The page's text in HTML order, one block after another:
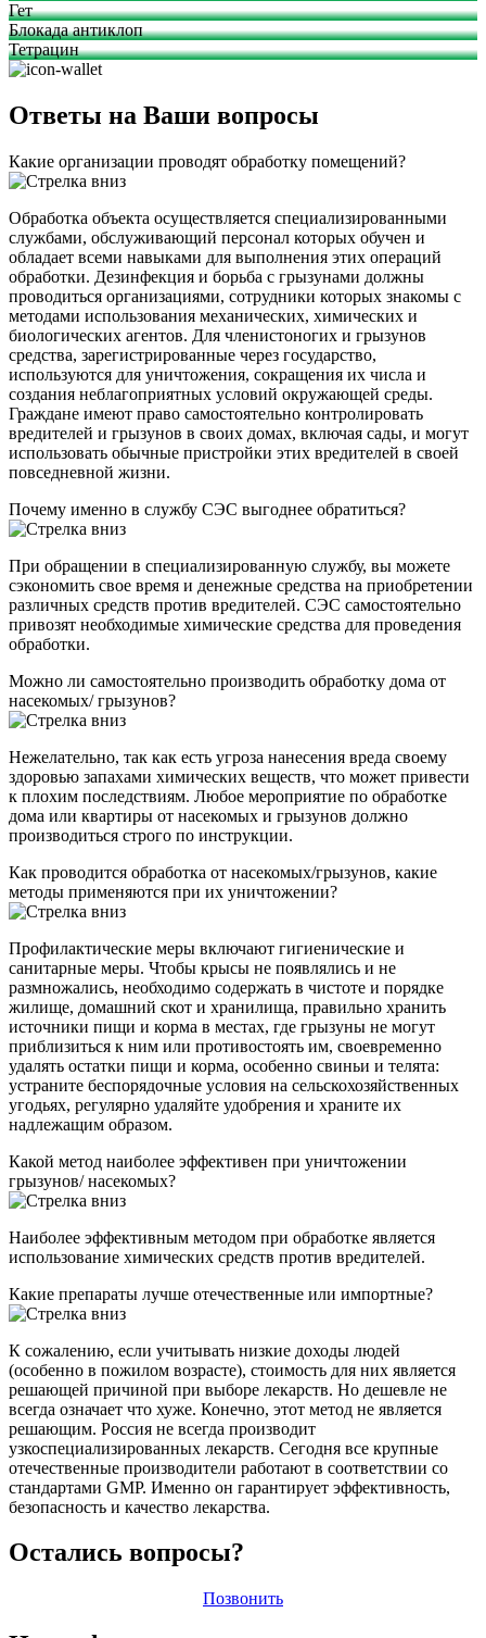
Гет
Блокада антиклоп
Тетрацин
Ответы на Ваши вопросы
Какие организации проводят обработку помещений?
Обработка объекта осуществляется специализированными
службами, обслуживающий персонал которых обучен и
обладает всеми навыками для выполнения этих операций
обработки. Дезинфекция и борьба с грызунами должны
проводиться организациями, сотрудники которых знакомы с
методами использования механических, химических и
биологических агентов. Для членистоногих и грызунов
средства, зарегистрированные через государство,
используются для уничтожения, сокращения их числа и
создания неблагоприятных условий окружающей среды.
Граждане имеют право самостоятельно контролировать
вредителей и грызунов в своих домах, включая сады, и могут
использовать обычные пристройки этих вредителей в своей
повседневной жизни.
Почему именно в службу СЭС выгоднее обратиться?
При обращении в специализированную службу, вы можете
сэкономить свое время и денежные средства на приобретении
различных средств против вредителей. СЭС самостоятельно
привозят необходимые химические средства для проведения
обработки.
Можно ли самостоятельно производить обработку дома от
насекомых/ грызунов?
Нежелательно, так как есть угроза нанесения вреда своему
здоровью запахами химических веществ, что может привести
к плохим последствиям. Любое мероприятие по обработке
дома или квартиры от насекомых и грызунов должно
производиться строго по инструкции.
Как проводится обработка от насекомых/грызунов, какие
методы применяются при их уничтожении?
Профилактические меры включают гигиенические и
санитарные меры. Чтобы крысы не появлялись и не
размножались, необходимо содержать в чистоте и порядке
жилище, домашний скот и хранилища, правильно хранить
источники пищи и корма в местах, где грызуны не могут
приблизиться к ним или противостоять им, своевременно
удалять остатки пищи и корма, особенно свиньи и телята:
устраните беспорядочные условия на сельскохозяйственных
угодьях, регулярно удаляйте удобрения и храните их
надлежащим образом.
Какой метод наиболее эффективен при уничтожении
грызунов/ насекомых?
Наиболее эффективным методом при обработке является
использование химических средств против вредителей.
Какие препараты лучше отечественные или импортные?
К сожалению, если учитывать низкие доходы людей
(особенно в пожилом возрасте), стоимость для них является
решающей причиной при выборе лекарств. Но дешевле не
всегда означает что хуже. Конечно, этот метод не является
решающим. Россия не всегда производит
узкоспециализированных лекарств. Сегодня все крупные
отечественные производители работают в соответствии со
стандартами GMP. Именно он гарантирует эффективность,
безопасность и качество лекарства.
Остались вопросы?
Позвонить